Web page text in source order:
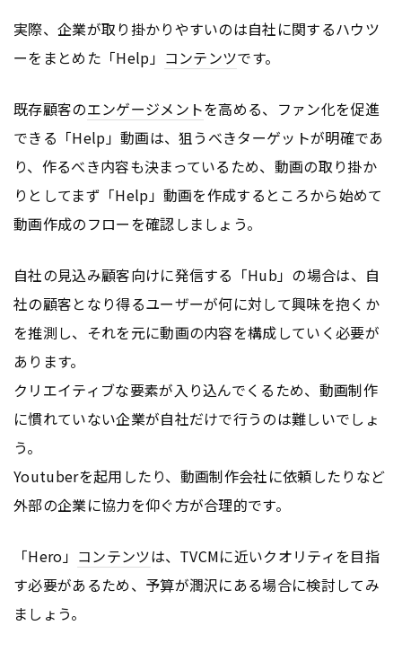
実際、企業が取り掛かりやすいのは自社に関するハウツ
ーをまとめた「Help」 コンテンツです。
既存顧客のエンゲージメントを高める、ファン化を促進
できる「Help」動画は、狙うべきターゲットが明確であ
り、作るべき内容も決まっているため、動画の取り掛か
りとしてまず「Help」動画を作成するところから始めて
動画作成のフローを確認しましょう。
自社の見込み顧客向けに発信する「Hub」の場合は、自
社の顧客となり得るユーザーが何に対して興味を抱くか
を推測し、それを元に動画の内容を構成していく必要が
あります。
クリエイティブな要素が入り込んでくるため、動画制作
に慣れていない企業が自社だけで行うのは難しいでしょ
う。
Youtuberを起用したり、動画制作会社に依頼したりなど
外部の企業に協力を仰ぐ方が合理的です。
「Hero」 コンテンツは、TVCMに近いクオリティを目指
す必要があるため、予算が潤沢にある場合に検討してみ
ましょう。